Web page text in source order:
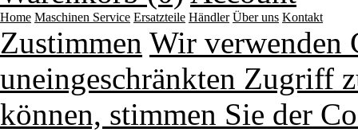
Home Maschinen Service Ersatzteile Händler Über uns Kontakt
Zustimmen Wir verwenden
uneingeschränkten Zugriff
können, stimmen Sie der